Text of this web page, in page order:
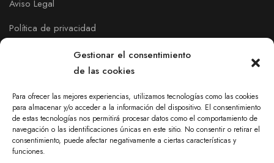
Gestionar el consentimiento
de las cookies
Para ofrecer las mejores experiencias, utilizamos tecnologías como las cookies
para almacenar y/o acceder a la información del dispositivo. El consentimiento
de estas tecnologías nos permitirá procesar datos como el comportamiento de
navegación o las identificaciones únicas en este sitio. No consentir o retirar el
consentimiento, puede afectar negativamente a ciertas características y
funciones.
Aviso Legal
Política de privacidad
Política de Cookies